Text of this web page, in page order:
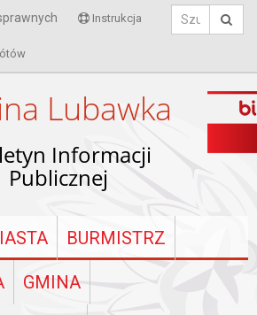
Instrukcja
Lubawka
Informacji
Publicznej
BURMISTRZ
GMINA